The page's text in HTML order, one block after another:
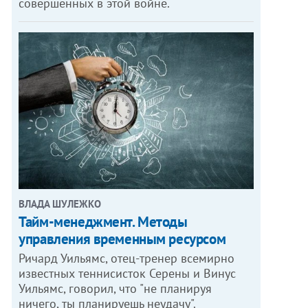
ВЛАДА ШУЛЕЖКО
Тайм-менеджмент. Методы
управления временным ресурсом
Ричард Уильямс, отец-тренер всемирно
известных теннисисток Серены и Винус
Уильямс, говорил, что "не планируя
ничего, ты планируешь неудачу".